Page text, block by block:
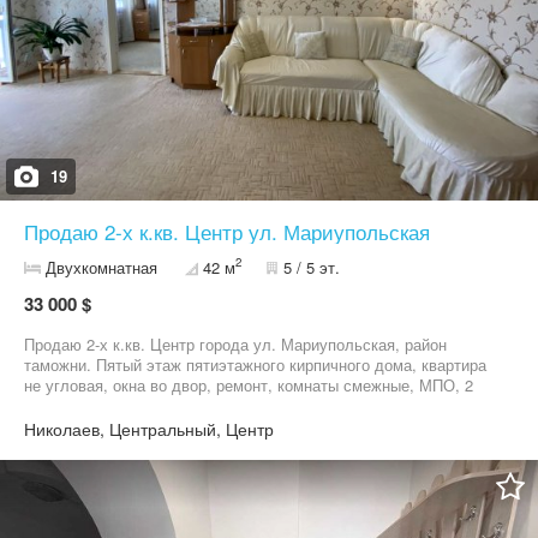
19
Продаю 2-х к.кв. Центр ул. Мариупольская
Двухкомнатная 42 м2 5 / 5 эт.
33 000 $
Продаю 2-х к.кв. Центр города ул. Мариупольская, район
таможни. Пятый этаж пятиэтажного кирпичного дома, квартира
не угловая, окна во двор, ремонт, комнаты смежные, МПО, 2
техникой, все что на фото. Видео по запросу. Цена 33000 $ торг.
Николаев, Центральный, Центр